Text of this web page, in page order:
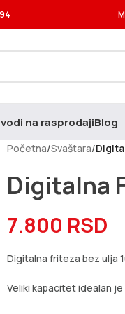
na rasprodajiBlog
Početna/Svaštara/
Digitalna
7.800 RSD
Digitalna friteza bez ulja
Veliki kapacitet idealan